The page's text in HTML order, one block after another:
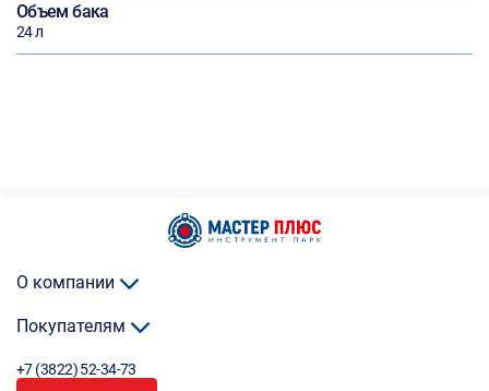
Объем бака
24 л
О компании
Покупателям
+7 (3822) 52-34-73